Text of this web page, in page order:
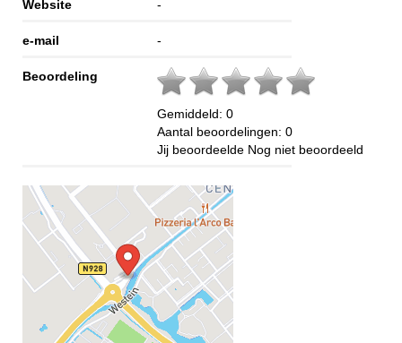
Website -
e-mail -
Beoordeling
Gemiddeld: 0
Aantal beoordelingen: 0
Jij beoordeelde Nog niet beoordeeld